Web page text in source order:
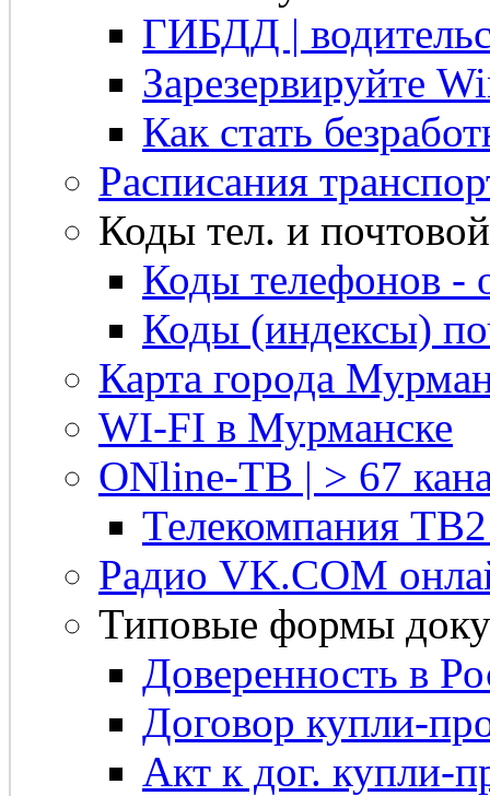
ГИБДД |
Зарезервируйте
Как стать
Расписания
Коды тел. и
Коды телефонов -
Коды (индексы)
Карта города
WI-FI в Мурманске
ONline-ТВ | > 67
Телекомпания
Радио VK.COM
Типовые формы
Доверенность в
Договор купли-
Акт к дог. купли-